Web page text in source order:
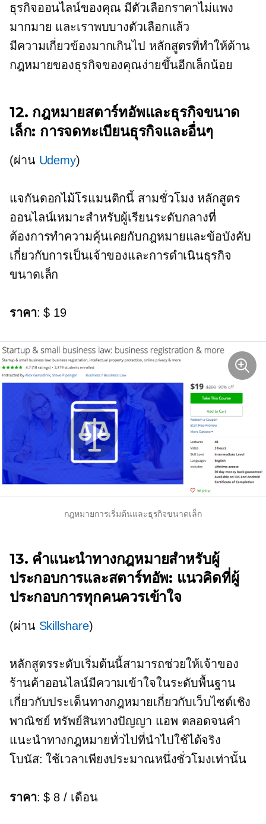
ธุรกิจออนไลน์ของคุณ มีตัวเลือกราคาไม่แพง
มากมาย และเราพบบางตัวเลือกแล้ว
มีความเกี่ยวข้องมากเกินไป หลักสูตรที่ทำให้ด้าน
กฎหมายของธุรกิจของคุณง่ายขึ้นอีกเล็กน้อย
12. กฎหมายสตาร์ทอัพและธุรกิจขนาด
เล็ก: การจดทะเบียนธุรกิจและอื่นๆ
(ผ่าน Udemy)
แจกันดอกไม้โรแมนติกนี้ สามชั่วโมง หลักสูตร
ออนไลน์เหมาะสำหรับผู้เรียนระดับกลางที่
ต้องการทำความคุ้นเคยกับกฎหมายและข้อบังคับ
เกี่ยวกับการเป็นเจ้าของและการดำเนินธุรกิจ
ขนาดเล็ก
ราคา: $ 19
กฎหมายการเริ่มต้นและธุรกิจขนาดเล็ก
13. คำแนะนำทางกฎหมายสำหรับผู้
ประกอบการและสตาร์ทอัพ: แนวคิดที่ผู้
ประกอบการทุกคนควรเข้าใจ
(ผ่าน Skillshare)
หลักสูตรระดับเริ่มต้นนี้สามารถช่วยให้เจ้าของ
ร้านค้าออนไลน์มีความเข้าใจในระดับพื้นฐาน
เกี่ยวกับประเด็นทางกฎหมายเกี่ยวกับเว็บไซต์เชิง
พาณิชย์ ทรัพย์สินทางปัญญา แอพ ตลอดจนคำ
แนะนำทางกฎหมายทั่วไปที่นำไปใช้ได้จริง
โบนัส: ใช้เวลาเพียงประมาณหนึ่งชั่วโมงเท่านั้น
ราคา: $ 8 / เดือน